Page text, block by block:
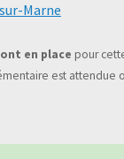
Marne
en place pour
est attendue